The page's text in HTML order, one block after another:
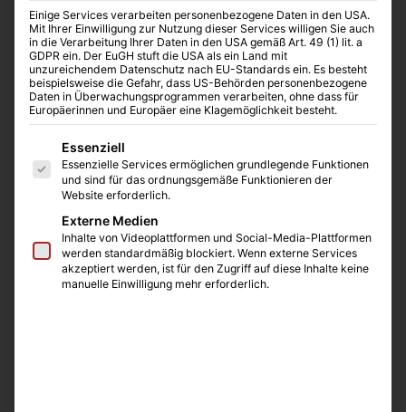
NEU! Bactron 400HP – Hochleistungs-
Einige Services verarbeiten personenbezogene Daten in den USA.
Mit Ihrer Einwilligung zur Nutzung dieser Services willigen Sie auch
in die Verarbeitung Ihrer Daten in den USA gemäß Art. 49 (1) lit. a
GDPR ein. Der EuGH stuft die USA als ein Land mit
unzureichendem Datenschutz nach EU-Standards ein. Es besteht
beispielsweise die Gefahr, dass US-Behörden personenbezogene
Daten in Überwachungsprogrammen verarbeiten, ohne dass für
Europäerinnen und Europäer eine Klagemöglichkeit besteht.
Es folgt eine Liste der Service-Gruppen, für die eine
Essenziell
Essenzielle Services ermöglichen grundlegende Funktionen
und sind für das ordnungsgemäße Funktionieren der
Website erforderlich.
Externe Medien
Inhalte von Videoplattformen und Social-Media-Plattformen
werden standardmäßig blockiert. Wenn externe Services
akzeptiert werden, ist für den Zugriff auf diese Inhalte keine
manuelle Einwilligung mehr erforderlich.